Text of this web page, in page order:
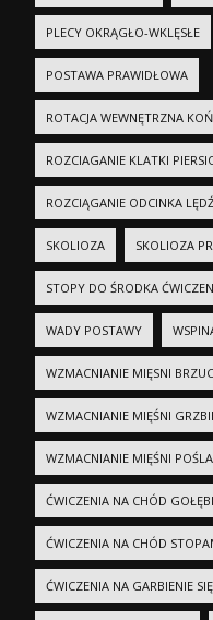
PLECY OKRĄGŁO-WKLĘSŁE
POSTAWA PRAWIDŁOWA
ROTACJA WEWNĘTRZNA
ROZCIAGANIE KLATKI
ROZCIĄGANIE ODCINKA
SKOLIOZA SKOLIOZA
STOPY DO ŚRODKA
WADY POSTAWY
WZMACNIANIE MIĘSNI
WZMACNIANIE MIĘŚNI
WZMACNIANIE MIĘŚNI
ĆWICZENIA NA CHÓD GOŁĘBI
ĆWICZENIA NA CHÓD
ĆWICZENIA NA GARBIENIE SIĘ